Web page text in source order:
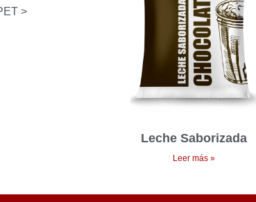
>
Leche Saborizada
Leer más »